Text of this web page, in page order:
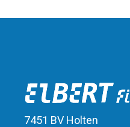
7451 BV Holten